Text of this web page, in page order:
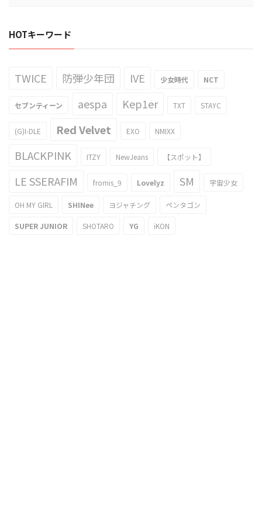
HOTキーワード
TWICE 防弾少年団 IVE 少女時代 NCT
セブンティーン aespa Kep1er TXT STAYC
(G)I-DLE Red Velvet EXO NMIXX
BLACKPINK ITZY NewJeans 【スポット】
LE SSERAFIM fromis_9 Lovelyz SM 宇宙少女
OH MY GIRL SHINee ヨジャチング ペンタゴン
SUPER JUNIOR SHOTARO YG iKON